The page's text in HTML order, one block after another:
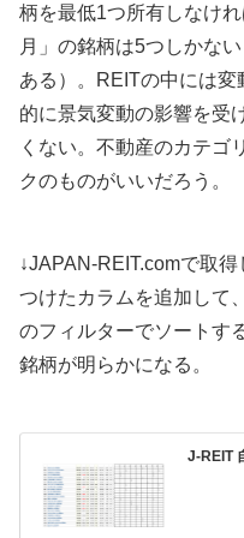
柄を最低1つ所有しなけ
月」の銘柄は5つしかな
ある）。REITの中には
的に景気変動の影響を受
くない。不動産のカテゴ
クのものがいいだろう。
↓JAPAN-REIT.comで取
つけたカラムを追加して
のフィルターでソートす
銘柄が明らかになる。
J-REIT